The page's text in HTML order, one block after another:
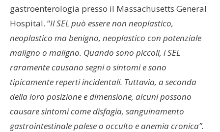
gastroenterologia presso il Massachusetts General
Hospital. “Il SEL può essere non neoplastico,
neoplastico ma benigno, neoplastico con potenziale
maligno o maligno. Quando sono piccoli, i SEL
raramente causano segni o sintomi e sono
tipicamente reperti incidentali. Tuttavia, a seconda
della loro posizione e dimensione, alcuni possono
causare sintomi come disfagia, sanguinamento
gastrointestinale palese o occulto e anemia cronica”.